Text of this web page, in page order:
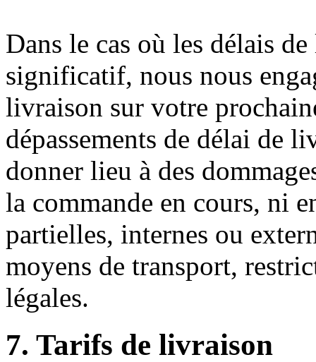
Dans le cas où les délais
significatif, nous nous
livraison sur votre
dépassements de délai de
donner lieu à des
la commande en cours, ni
partielles, internes ou
moyens de transport,
légales.
7. Tarifs de livraison